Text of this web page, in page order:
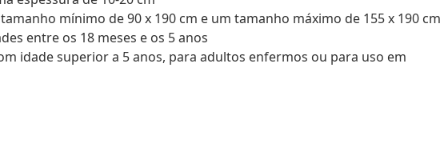
mínimo de 90 x 190 cm e um tamanho máximo de 155 x 190 cm
entre os 18 meses e os 5 anos
idade superior a 5 anos, para adultos enfermos ou para uso em